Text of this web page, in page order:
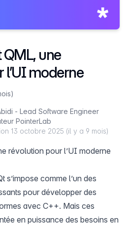
QML, une
l’UI moderne
- Lead Software Engineer
PointerLab
13 octobre 2025 (il y a 9 mois)
révolution pour l’UI moderne
s’impose comme l’un des
pour développer des
avec C++. Mais ces
en puissance des besoins en